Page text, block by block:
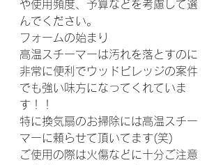
や使用頻度、予算などを考慮して選
んでください。
フォームの始まり
高温スチーマーは汚れを落とすのに
非常に便利でウッドビレッジの案件
でも強い味方になってくれていま
す！！
特に換気扇のお掃除には高温スチー
マーに頼らせて頂いてます(笑)
ご使用の際は火傷などに十分ご注意